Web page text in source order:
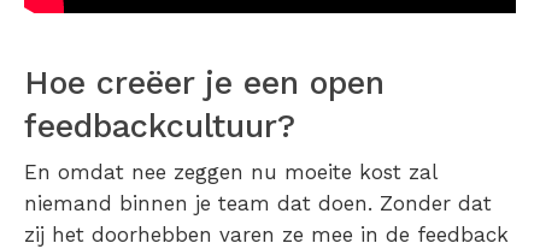
Hoe creëer je een open
feedbackcultuur?
En omdat nee zeggen nu moeite kost zal
niemand binnen je team dat doen. Zonder dat
zij het doorhebben varen ze mee in de feedback